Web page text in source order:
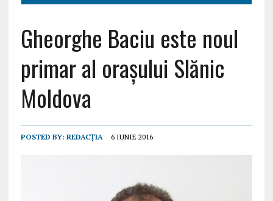
Gheorghe Baciu este noul
primar al orașului Slănic
Moldova
POSTED BY: REDACȚIA 6 IUNIE 2016